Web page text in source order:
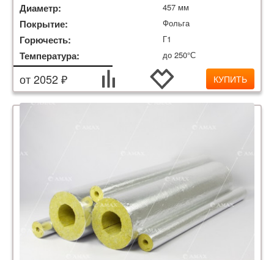
Диаметр: 457 мм
Покрытие: Фольга
Горючесть: Г1
Температура: до 250°С
от 2052 ₽ КУПИТЬ